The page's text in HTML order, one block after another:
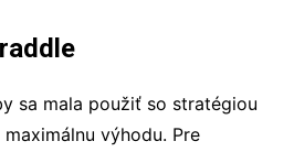
sa mala použiť so stratégiou
výhodu. Pre